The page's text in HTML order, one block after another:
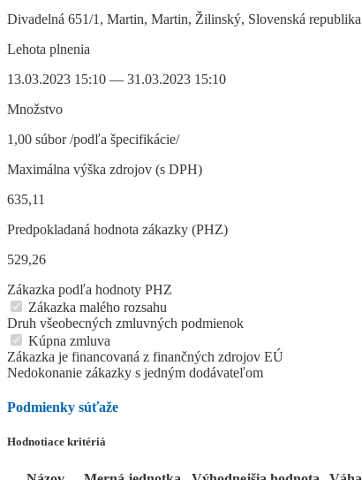
Divadelná 651/1, Martin, Martin, Žilinský, Slovenská republika
Lehota plnenia
13.03.2023 15:10 — 31.03.2023 15:10
Množstvo
1,00 súbor /podľa špecifikácie/
Maximálna výška zdrojov (s DPH)
635,11
Predpokladaná hodnota zákazky (PHZ)
529,26
Zákazka podľa hodnoty PHZ
Zákazka malého rozsahu
Druh všeobecných zmluvných podmienok
Kúpna zmluva
Zákazka je financovaná z finančných zdrojov EÚ
Nedokonanie zákazky s jedným dodávateľom
Podmienky súťaže
Hodnotiace kritériá